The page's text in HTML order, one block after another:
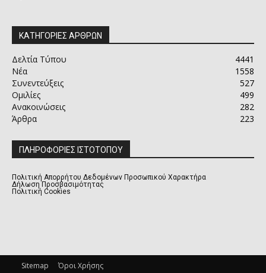
ΚΑΤΗΓΟΡΙΕΣ ΑΡΘΡΩΝ
Δελτία Τύπου
4441
Νέα
1558
Συνεντεύξεις
527
Ομιλίες
499
Ανακοινώσεις
282
Άρθρα
223
ΠΛΗΡΟΦΟΡΙΕΣ ΙΣΤΟΤΟΠΟΥ
Πολιτική Απορρήτου Δεδομένων Προσωπικού Χαρακτήρα
Δήλωση Προσβασιμότητας
Πολιτική Cookies
Sitemap Όροι Χρήσης